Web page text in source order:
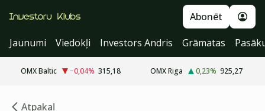
Abonēt
Jaunumi
Viedokļi Investors Andris Grāmatas
OMX Baltic −0,04% 315,18 OMX Riga 0,23% 925,27
Atpakaļ